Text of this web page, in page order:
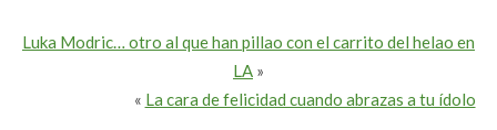
Luka Modric… otro al que han pillao con el carrito del helao en
LA »
« La cara de felicidad cuando abrazas a tu ídolo